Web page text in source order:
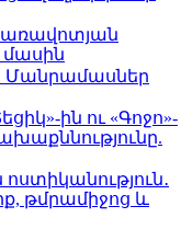
առավոտյան
Մանրամասներ
ին ու «Գոջո»-
թմրամիջոց և